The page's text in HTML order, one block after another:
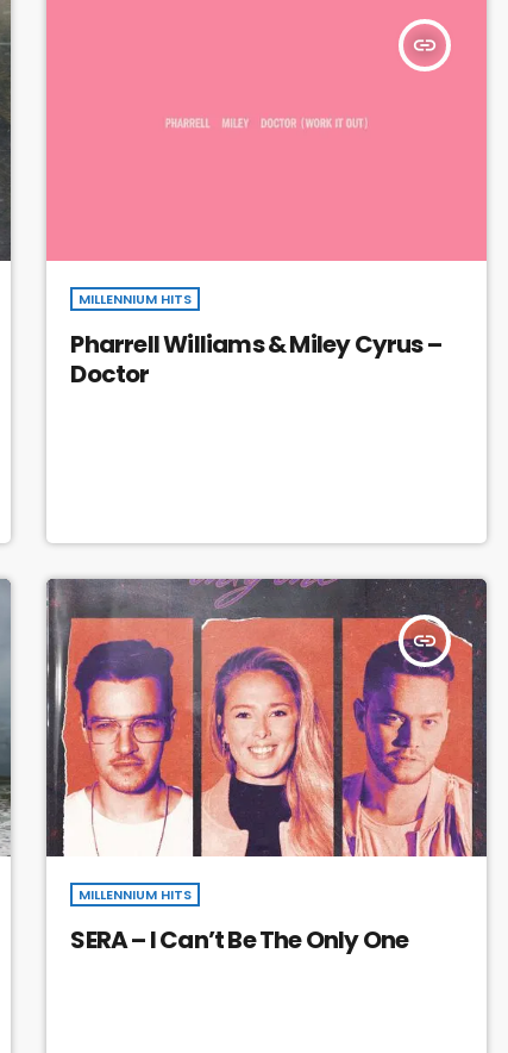
insert_link
MILLENNIUM HITS
Pharrell Williams & Miley Cyrus –
Doctor
insert_link
MILLENNIUM HITS
SERA – I Can’t Be The Only One